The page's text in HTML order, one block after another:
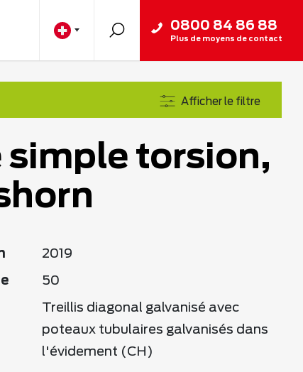
0800 84 86 88
Plus de moyens de contact
Afficher le filtre
simple torsion,
2019
50
Treillis diagonal galvanisé avec
poteaux tubulaires galvanisés dans
l'évidement (CH)